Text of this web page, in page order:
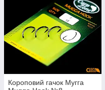
Короповий гачок Мугга